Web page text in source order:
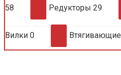
58 Редукторы 29
Вилки 0 Втягивающие